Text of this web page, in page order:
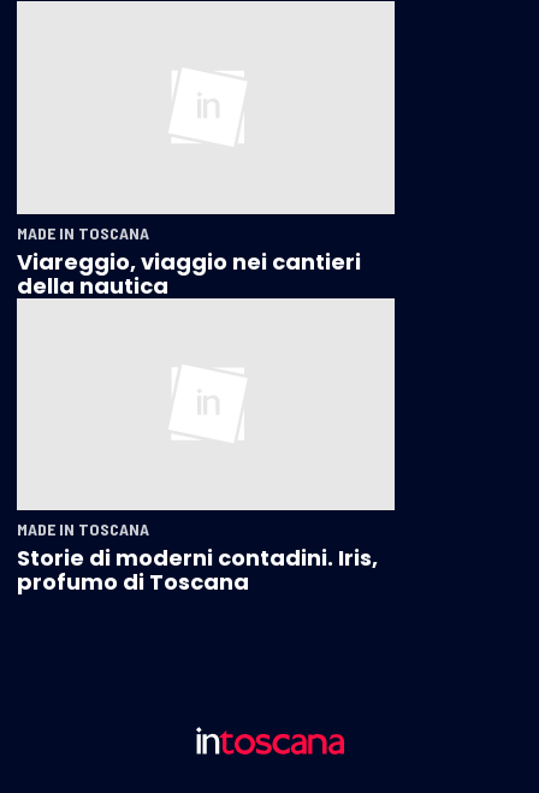
MADE IN TOSCANA
Viareggio, viaggio nei cantieri
della nautica
MADE IN TOSCANA
Storie di moderni contadini. Iris,
profumo di Toscana